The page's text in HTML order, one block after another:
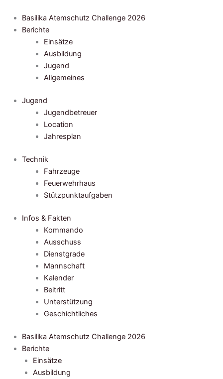
Inhalt
springen
Basilika Atemschutz Challenge 2026
Berichte
Einsätze
Ausbildung
Jugend
Allgemeines
Jugend
Jugendbetreuer
Location
Jahresplan
Technik
Fahrzeuge
Feuerwehrhaus
Stützpunktaufgaben
Infos & Fakten
Kommando
Ausschuss
Dienstgrade
Mannschaft
Kalender
Beitritt
Unterstützung
Geschichtliches
Basilika Atemschutz Challenge 2026
Berichte
Einsätze
Ausbildung